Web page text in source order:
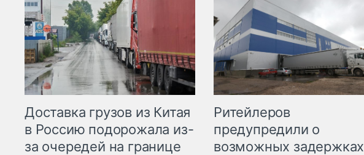
Доставка грузов из Китая
в Россию подорожала из-
за очередей на границе
Ритейлеров
предупредили о
возможных задержках